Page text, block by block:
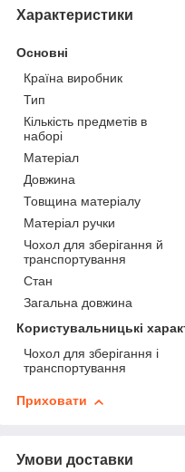
Характеристики
Основні
Країна виробник
Тип
Кількість предметів в
наборі
Матеріал
Довжина
Товщина матеріалу
Матеріал ручки
Чохол для зберігання й
транспортування
Стан
Загальна довжина
Користувальницькі
Чохол для зберігання і
транспортування
Приховати
Умови доставки